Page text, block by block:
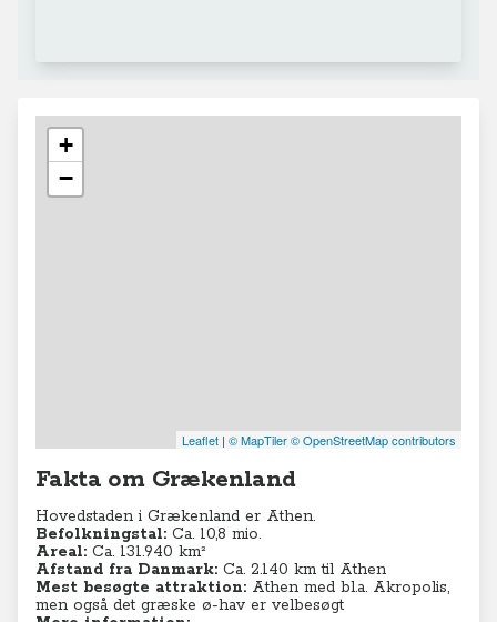
+
−
Leaflet | © MapTiler© OpenStreetMap contributors
Fakta om Grækenland
Hovedstaden i Grækenland er Athen.
Befolkningstal: Ca. 10,8 mio.
Areal: Ca. 131.940 km²
Afstand fra Danmark: Ca. 2.140 km til Athen
Mest besøgte attraktion: Athen med bl.a. Akropolis,
men også det græske ø-hav er velbesøgt